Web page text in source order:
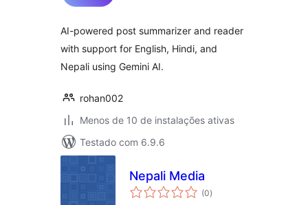
AI-powered post summarizer and reader
with support for English, Hindi, and
Nepali using Gemini AI.
rohan002
Menos de 10 de instalações ativas
Testado com 6.9.6
Nepali Media
(0total
de
)